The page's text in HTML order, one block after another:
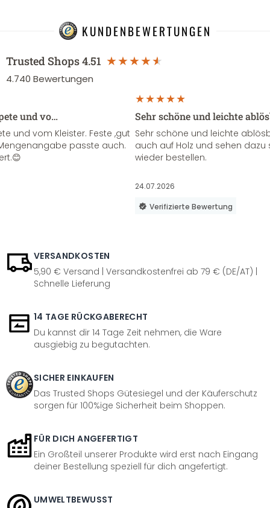
KUNDENBEWERTUNGEN
Trusted Shops4.51
4.740 Bewertungen
und vo…
und vom Kleister. Feste ,gut
passte auch.
Sehr schöne und leichte
Sehr schöne und leichte
auch auf Holz und sehen
wieder bestellen.
24.07.2026
Verifizierte Bewertung
VERSANDKOSTEN
5,90 € Versand | Versandkostenfrei ab 79 € (DE/AT) |
Schnelle Lieferung
14 TAGE RÜCKGABERECHT
Du kannst dir 14 Tage Zeit nehmen, die Ware
ausgiebig zu begutachten.
SICHER EINKAUFEN
Das Trusted Shops Gütesiegel und der Käuferschutz
sorgen für 100%ige Sicherheit beim Shoppen.
FÜR DICH ANGEFERTIGT
Ein Großteil unserer Produkte wird erst nach Eingang
deiner Bestellung speziell für dich angefertigt.
UMWELTBEWUSST